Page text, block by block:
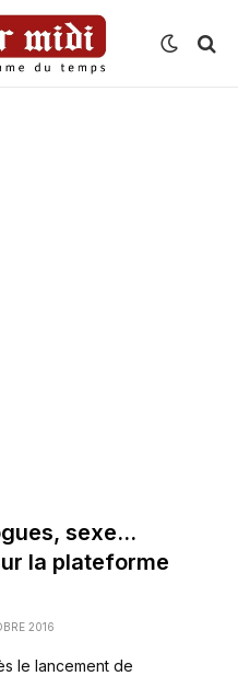
sexe…
la plateforme
2016
le lancement de